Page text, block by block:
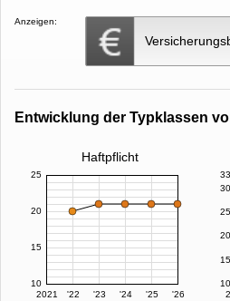
Anzeigen:
Entwicklung der Typklassen
Haftpflicht
2021 '22 '23 '24 '25 '26
10
15
20
25
10
15
20
25
30
33